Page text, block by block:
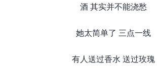
酒 其实并不能浇愁
她太简单了 三点一线
有人送过香水 送过玫瑰